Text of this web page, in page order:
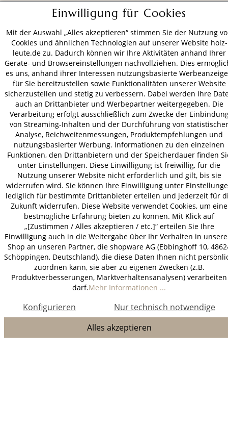
VERSAND
AGB Datenschutz
Impressum
© 2026 HOLZ-LEUTE
* Alle Preise inkl. gesetzl. Mehrwertsteuer zzgl.Versandkosten.
Einwilligung für Cookies
Mit der Auswahl „Alles akzeptieren“ stimmen Sie der Nutzung
Cookies und ähnlichen Technologien auf unserer Website holz-
leute.de zu. Dadurch können wir Ihre Aktivitäten anhand Ihrer
Geräte- und Browsereinstellungen nachvollziehen. Dies
es uns, anhand ihrer Interessen nutzungsbasierte
für Sie bereitzustellen sowie Funktionalitäten unserer Website
sicherzustellen und stetig zu verbessern. Dabei werden Ihre
auch an Drittanbieter und Werbepartner weitergegeben. Die
Verarbeitung erfolgt ausschließlich zum Zwecke der
von Streaming-Inhalten und der Durchführung von statistischer
Analyse, Reichweitenmessungen, Produktempfehlungen und
nutzungsbasierter Werbung. Informationen zu den einzelnen
Funktionen, den Drittanbietern und der Speicherdauer finden
unter Einstellungen. Diese Einwilligung ist freiwillig, für die
Nutzung unserer Website nicht erforderlich und gilt, bis sie
widerrufen wird. Sie können Ihre Einwilligung unter
lediglich für bestimmte Drittanbieter erteilen und jederzeit für
Zukunft widerrufen. Diese Website verwendet Cookies, um eine
bestmögliche Erfahrung bieten zu können. Mit Klick auf
„[Zustimmen / Alles akzeptieren / etc.]“ erteilen Sie Ihre
Einwilligung auch in die Weitergabe über Ihr Verhalten in
Shop an unseren Partner, die shopware AG (Ebbinghoff 10,
Schöppingen, Deutschland), die diese Daten Ihnen nicht
zuordnen kann, sie aber zu eigenen Zwecken (z.B.
Produktverbesserungen, Marktverhaltensanalysen) verarbeiten
darf.Mehr Informationen ...
Nur technisch notwendige
Konfigurieren
Alles akzeptieren